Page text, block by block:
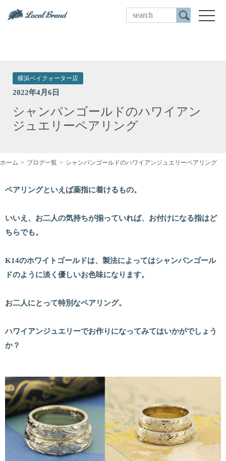
ご来店予約
横浜ベイクォーター店
2022年4月6日
シャンパンゴールドのハワイアン
ジュエリーペアリング
ホーム ブログ一覧 シャンパンゴールドのハワイアンジュエリーペアリング
ペアリングといえば薬指に着けるもの。
いいえ、お二人の気持ちが揃っていれば、お付けになる指はど
ちらでも。
K14のホワイトゴールドは、製法によってはシャンパンゴール
ドのように淡く優しいお色味になります。
お二人にとって特別なペアリング。
ハワイアンジュエリーでお作りになってみてはいかがでしょう
か？